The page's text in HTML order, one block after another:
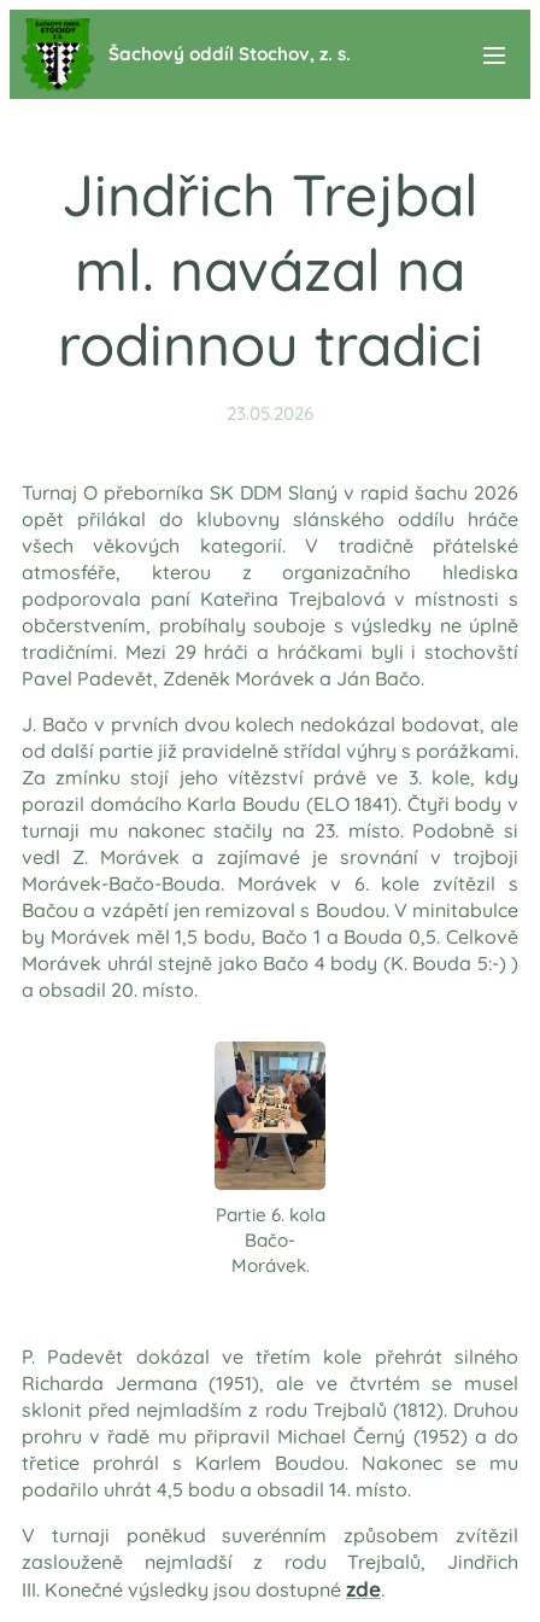
Šachový oddíl Stochov, z. s.
Jindřich Trejbal
ml. navázal na
rodinnou tradici
23.05.2026
Turnaj O přeborníka SK DDM Slaný v rapid šachu 2026
opět přilákal do klubovny slánského oddílu hráče
všech věkových kategorií. V tradičně přátelské
atmosféře, kterou z organizačního hlediska
podporovala paní Kateřina Trejbalová v místnosti s
občerstvením, probíhaly souboje s výsledky ne úplně
tradičními. Mezi 29 hráči a hráčkami byli i stochovští
Pavel Padevět, Zdeněk Morávek a Ján Bačo.
J. Bačo v prvních dvou kolech nedokázal bodovat, ale
od další partie již pravidelně střídal výhry s porážkami.
Za zmínku stojí jeho vítězství právě ve 3. kole, kdy
porazil domácího Karla Boudu (ELO 1841). Čtyři body v
turnaji mu nakonec stačily na 23. místo. Podobně si
vedl Z. Morávek a zajímavé je srovnání v trojboji
Morávek-Bačo-Bouda. Morávek v 6. kole zvítězil s
Bačou a vzápětí jen remizoval s Boudou. V minitabulce
by Morávek měl 1,5 bodu, Bačo 1 a Bouda 0,5. Celkově
Morávek uhrál stejně jako Bačo 4 body (K. Bouda 5:-) )
a obsadil 20. místo.
Partie 6. kola
Bačo-
Morávek.
P. Padevět dokázal ve třetím kole přehrát silného
Richarda Jermana (1951), ale ve čtvrtém se musel
sklonit před nejmladším z rodu Trejbalů (1812). Druhou
prohru v řadě mu připravil Michael Černý (1952) a do
třetice prohrál s Karlem Boudou. Nakonec se mu
podařilo uhrát 4,5 bodu a obsadil 14. místo.
V turnaji poněkud suverénním způsobem zvítězil
zaslouženě nejmladší z rodu Trejbalů, Jindřich
III. Konečné výsledky jsou dostupné zde.